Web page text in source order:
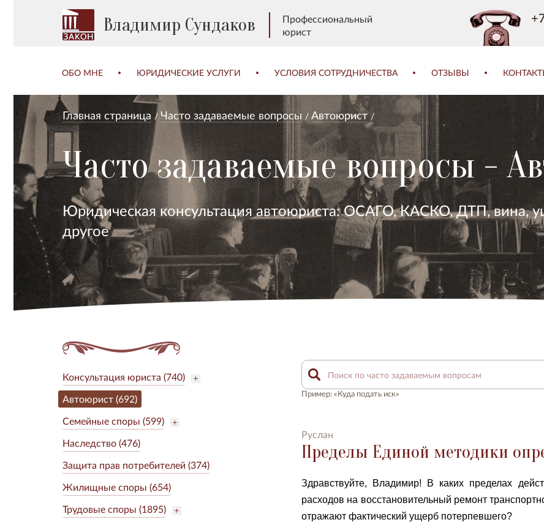
Владимир Сундаков
Профессиональный
юрист
ОБО МНЕ ЮРИДИЧЕСКИЕ УСЛУГИ УСЛОВИЯ СОТРУДНИЧЕСТВА ОТЗЫВЫ
Главная страница Часто задаваемые вопросы Автоюрист
Часто задаваемые вопросы -
Юридическая консультация автоюриста: ОСАГО, КАСКО, ДТП, вина,
другое
Консультация юриста (740)
Автоюрист (692)
Семейные споры (599)
Наследство (476)
Защита прав потребителей (374)
Жилищные споры (654)
Трудовые споры (1895)
Пример: «Куда подать иск»
Руслан
Пределы Единой методики
Здравствуйте, Владимир! В каких пределах
расходов на восстановительный ремонт
отражают фактический ущерб потерпевшего?